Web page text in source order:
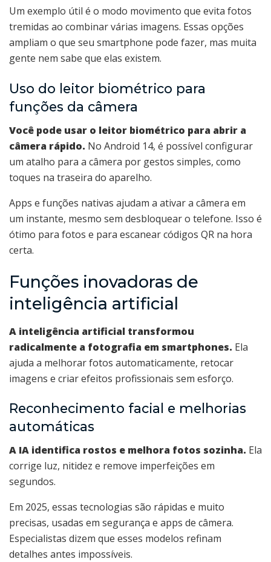
Um exemplo útil é o modo movimento que evita fotos
tremidas ao combinar várias imagens. Essas opções
ampliam o que seu smartphone pode fazer, mas muita
gente nem sabe que elas existem.
Uso do leitor biométrico para
funções da câmera
Você pode usar o leitor biométrico para abrir a
câmera rápido. No Android 14, é possível configurar
um atalho para a câmera por gestos simples, como
toques na traseira do aparelho.
Apps e funções nativas ajudam a ativar a câmera em
um instante, mesmo sem desbloquear o telefone. Isso é
ótimo para fotos e para escanear códigos QR na hora
certa.
Funções inovadoras de
inteligência artificial
A inteligência artificial transformou
radicalmente a fotografia em smartphones. Ela
ajuda a melhorar fotos automaticamente, retocar
imagens e criar efeitos profissionais sem esforço.
Reconhecimento facial e melhorias
automáticas
A IA identifica rostos e melhora fotos sozinha. Ela
corrige luz, nitidez e remove imperfeições em
segundos.
Em 2025, essas tecnologias são rápidas e muito
precisas, usadas em segurança e apps de câmera.
Especialistas dizem que esses modelos refinam
detalhes antes impossíveis.